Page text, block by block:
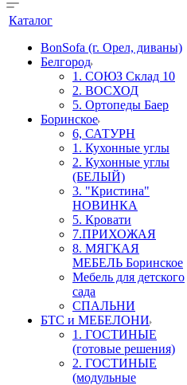
Каталог
BonSofa (г. Орел, диваны)
Белгород
1. СОЮЗ Склад 10
2. ВОСХОД
5. Ортопеды Баер
Боринское
6, САТУРН
1. Кухонные углы
2. Кухонные углы
(БЕЛЫЙ)
3. "Кристина"
НОВИНКА
5. Кровати
7.ПРИХОЖАЯ
8. МЯГКАЯ
МЕБЕЛЬ Боринское
Мебель для детского
сада
СПАЛЬНИ
БТС и МЕБЕЛОНИ
1. ГОСТИНЫЕ
(готовые решения)
2. ГОСТИНЫЕ
(модульные